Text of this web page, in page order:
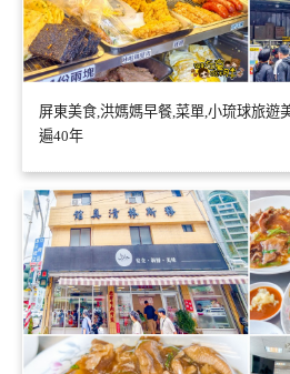
屏東美食,洪媽媽早餐,菜單,小琉球旅遊
遍40年